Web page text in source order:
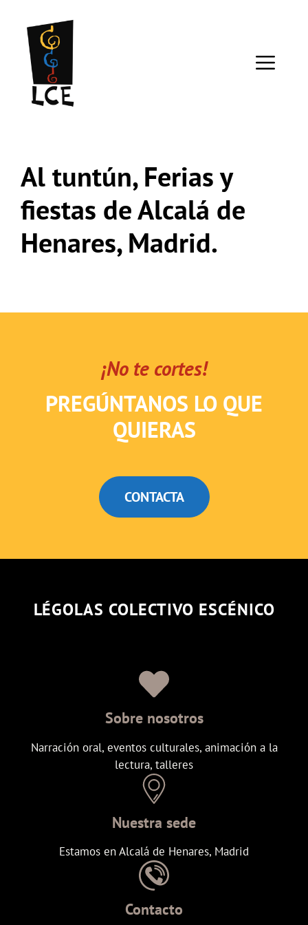
contenido
Al tuntún, Ferias y
fiestas de Alcalá de
Henares, Madrid.
¡No te cortes!
PREGÚNTANOS LO QUE
QUIERAS
CONTACTA
LÉGOLAS COLECTIVO ESCÉNICO
Sobre nosotros
Narración oral, eventos culturales, animación a la
lectura, talleres
Nuestra sede
Estamos en Alcalá de Henares, Madrid
Contacto